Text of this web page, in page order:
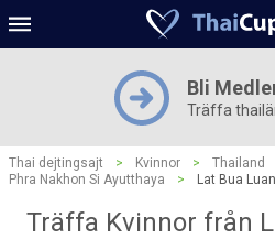
Bli
Träffa
Thai dejtingsajt > Kvinnor > Thailand
Phra Nakhon Si Ayutthaya
> Lat Bua
Träffa Kvinnor från